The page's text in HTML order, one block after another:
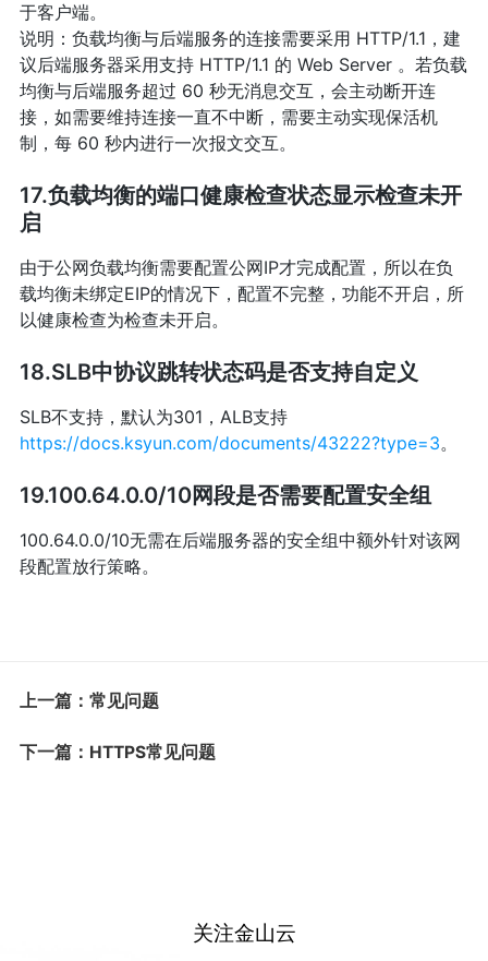
于客户端。
说明：负载均衡与后端服务的连接需要采用 HTTP/1.1，建
议后端服务器采用支持 HTTP/1.1 的 Web Server 。若负载
均衡与后端服务超过 60 秒无消息交互，会主动断开连
接，如需要维持连接一直不中断，需要主动实现保活机
制，每 60 秒内进行一次报文交互。
17.负载均衡的端口健康检查状态显示检查未开
启
由于公网负载均衡需要配置公网IP才完成配置，所以在负
载均衡未绑定EIP的情况下，配置不完整，功能不开启，所
以健康检查为检查未开启。
18.SLB中协议跳转状态码是否支持自定义
SLB不支持，默认为301，ALB支持
https://docs.ksyun.com/documents/43222?type=3。
19.100.64.0.0/10网段是否需要配置安全组
100.64.0.0/10无需在后端服务器的安全组中额外针对该网
段配置放行策略。
上一篇：常见问题
下一篇：HTTPS常见问题
关注金山云